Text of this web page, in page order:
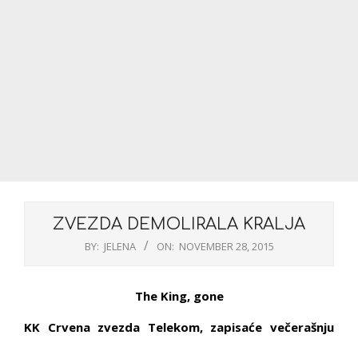
ZVEZDA DEMOLIRALA KRALJA
BY: JELENA ON: NOVEMBER 28, 2015
The King, gone
KK Crvena zvezda Telekom, zapisaće večerašnju